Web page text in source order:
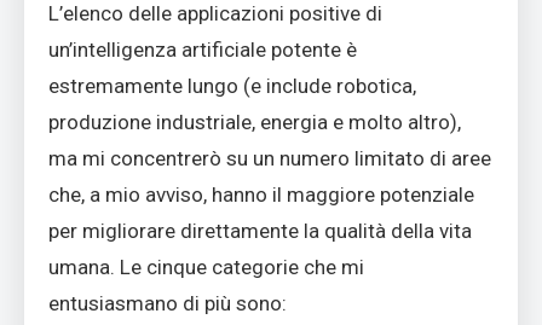
L’elenco delle applicazioni positive di
un’intelligenza artificiale potente è
estremamente lungo (e include robotica,
produzione industriale, energia e molto altro),
ma mi concentrerò su un numero limitato di aree
che, a mio avviso, hanno il maggiore potenziale
per migliorare direttamente la qualità della vita
umana. Le cinque categorie che mi
entusiasmano di più sono: